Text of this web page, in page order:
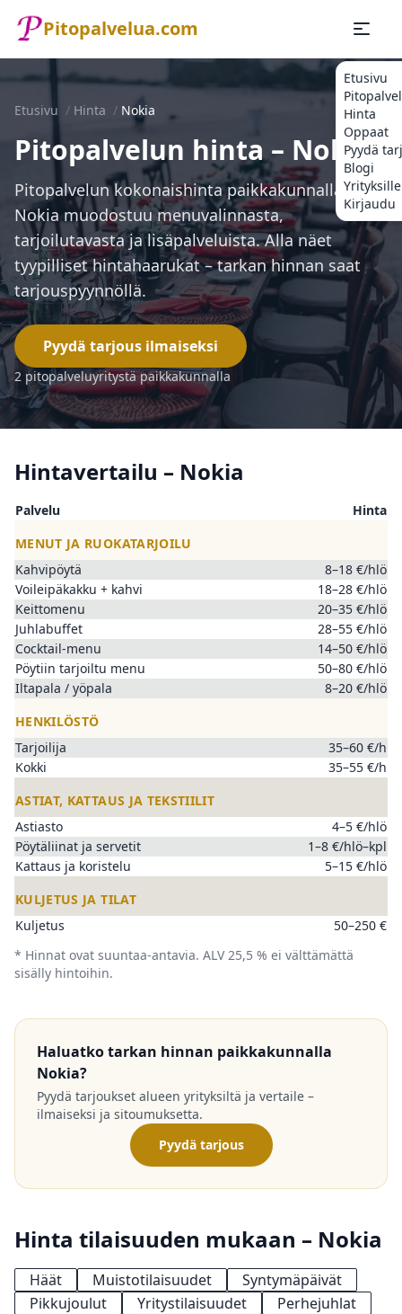
Pitopalvelua.com
Etusivu
Hinta
Oppaat
Pyydä
Blogi
Yrityksille
Kirjaudu
Etusivu / Hinta / Nokia
Pitopalvelun hinta – Nokia
Pitopalvelun kokonaishinta paikkakunnalla
Nokia muodostuu menuvalinnasta,
tarjoilutavasta ja lisäpalveluista. Alla näet
tyypilliset hintahaarukat – tarkan hinnan saat
tarjouspyynnöllä.
Pyydä tarjous ilmaiseksi
2 pitopalveluyritystä paikkakunnalla
Hintavertailu – Nokia
Palvelu
Hinta
MENUT JA RUOKATARJOILU
Kahvipöytä
8–18 €/hlö
Voileipäkakku + kahvi
18–28 €/hlö
Keittomenu
20–35 €/hlö
Juhlabuffet
28–55 €/hlö
Cocktail-menu
14–50 €/hlö
Pöytiin tarjoiltu menu
50–80 €/hlö
Iltapala / yöpala
8–20 €/hlö
HENKILÖSTÖ
Tarjoilija
35–60 €/h
Kokki
35–55 €/h
ASTIAT, KATTAUS JA TEKSTIILIT
Astiasto
4–5 €/hlö
Pöytäliinat ja servetit
1–8 €/hlö–kpl
Kattaus ja koristelu
5–15 €/hlö
KULJETUS JA TILAT
Kuljetus
50–250 €
* Hinnat ovat suuntaa-antavia. ALV 25,5 % ei välttämättä
sisälly hintoihin.
Haluatko tarkan hinnan paikkakunnalla
Nokia?
Pyydä tarjoukset alueen yrityksiltä ja vertaile –
ilmaiseksi ja sitoumuksetta.
Pyydä tarjous
Hinta tilaisuuden mukaan – Nokia
Häät Muistotilaisuudet
Syntymäpäivät
Pikkujoulut
Yritystilaisuudet
Perhejuhlat